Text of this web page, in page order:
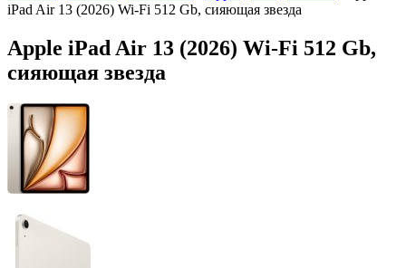
iPad Air 13 (2026) Wi-Fi 512 Gb, сияющая звезда
Apple iPad Air 13 (2026) Wi-Fi 512 Gb,
сияющая звезда